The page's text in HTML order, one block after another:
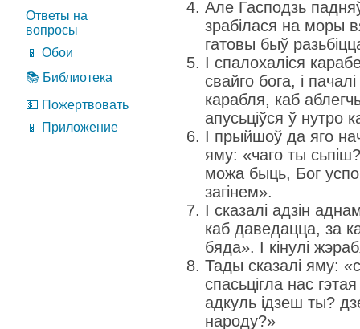
Ответы на
вопросы
📱 Обои
📚 Библиотека
💵 Пожертвовать
📱 Приложение
Але Гасподзь
зрабілася на моры
гатовы быў
І спалохаліся
свайго бога, і
карабля, каб
апусьціўся ў нутро
І прыйшоў да яго
яму: «чаго ты
можа быць, Бог
загінем».
І сказалі адзін
каб даведацца, за
бяда». І кінулі
Тады сказалі яму:
спасьцігла нас
адкуль ідзеш ты?
народу?»